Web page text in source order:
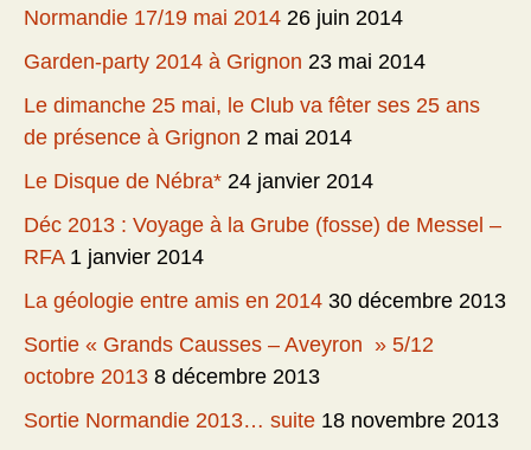
Normandie 17/19 mai 2014 26 juin 2014
Garden-party 2014 à Grignon 23 mai 2014
Le dimanche 25 mai, le Club va fêter ses 25 ans
de présence à Grignon 2 mai 2014
Le Disque de Nébra* 24 janvier 2014
Déc 2013 : Voyage à la Grube (fosse) de Messel –
RFA 1 janvier 2014
La géologie entre amis en 2014 30 décembre 2013
Sortie « Grands Causses – Aveyron » 5/12
octobre 2013 8 décembre 2013
Sortie Normandie 2013… suite 18 novembre 2013